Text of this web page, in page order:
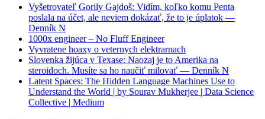
Vyšetrovateľ Gorily Gajdoš: Vidím, koľko komu Penta
poslala na účet, ale neviem dokázať, že to je úplatok —
Denník N
1000x engineer – No Fluff Engineer
Vyvratene hoaxy o veternych elektrarnach
Slovenka žijúca v Texase: Naozaj je to Amerika na
steroidoch. Musíte sa ho naučiť milovať — Denník N
Latent Spaces: The Hidden Language Machines Use to
Understand the World | by Sourav Mukherjee | Data Science
Collective | Medium